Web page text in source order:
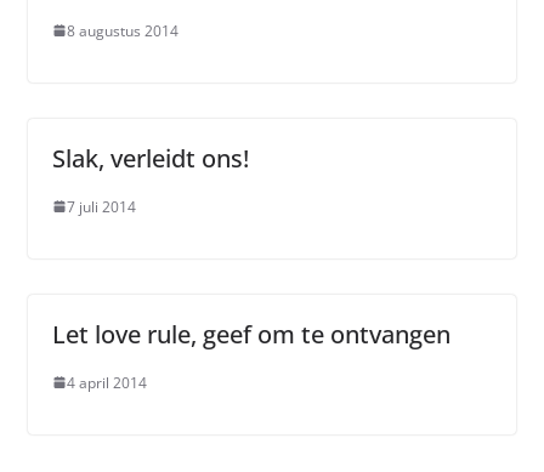
8 augustus 2014
Slak, verleidt ons!
7 juli 2014
Let love rule, geef om te ontvangen
4 april 2014